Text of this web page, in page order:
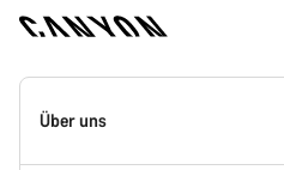
Canyon
Homepage
Über uns